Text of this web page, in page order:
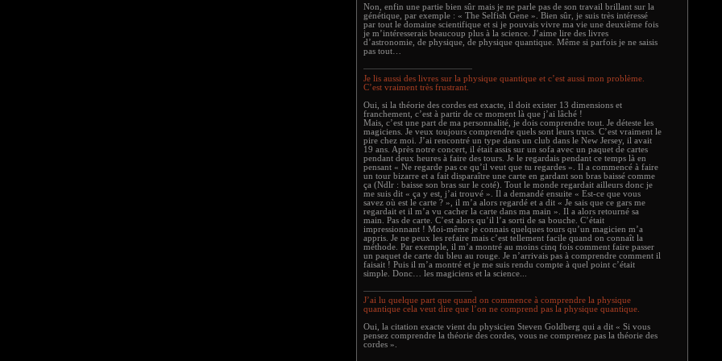
Non, enfin une partie bien sûr mais je ne parle pas de son travail brillant sur la
génétique, par exemple : « The Selfish Gene ». Bien sûr, je suis très intéressé
par tout le domaine scientifique et si je pouvais vivre ma vie une deuxième fois
je m’intéresserais beaucoup plus à la science. J’aime lire des livres
d’astronomie, de physique, de physique quantique. Même si parfois je ne saisis
pas tout…
Je lis aussi des livres sur la physique quantique et c’est aussi mon problème.
C’est vraiment très frustrant.
Oui, si la théorie des cordes est exacte, il doit exister 13 dimensions et
franchement, c’est à partir de ce moment là que j’ai lâché !
Mais, c’est une part de ma personnalité, je dois comprendre tout. Je déteste les
magiciens. Je veux toujours comprendre quels sont leurs trucs. C’est vraiment le
pire chez moi. J’ai rencontré un type dans un club dans le New Jersey, il avait
19 ans. Après notre concert, il était assis sur un sofa avec un paquet de cartes
pendant deux heures à faire des tours. Je le regardais pendant ce temps là en
pensant « Ne regarde pas ce qu’il veut que tu regardes ». Il a commencé à faire
un tour bizarre et a fait disparaître une carte en gardant son bras baissé comme
ça (Ndlr : baisse son bras sur le coté). Tout le monde regardait ailleurs donc je
me suis dit « ça y est, j’ai trouvé ». Il a demandé ensuite « Est-ce que vous
savez où est le carte ? », il m’a alors regardé et a dit « Je sais que ce gars me
regardait et il m’a vu cacher la carte dans ma main ». Il a alors retourné sa
main. Pas de carte. C’est alors qu’il l’a sorti de sa bouche. C’était
impressionnant ! Moi-même je connais quelques tours qu’un magicien m’a
appris. Je ne peux les refaire mais c’est tellement facile quand on connaît la
méthode. Par exemple, il m’a montré au moins cinq fois comment faire passer
un paquet de carte du bleu au rouge. Je n’arrivais pas à comprendre comment il
faisait ! Puis il m’a montré et je me suis rendu compte à quel point c’était
simple. Donc… les magiciens et la science...
J’ai lu quelque part que quand on commence à comprendre la physique
quantique cela veut dire que l’on ne comprend pas la physique quantique.
Oui, la citation exacte vient du physicien Steven Goldberg qui a dit « Si vous
pensez comprendre la théorie des cordes, vous ne comprenez pas la théorie des
cordes ».